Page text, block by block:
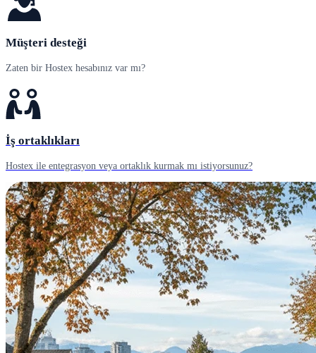
Müşteri desteği
Zaten bir Hostex hesabınız var mı?
İş ortaklıkları
Hostex ile entegrasyon veya ortaklık kurmak mı istiyorsunuz?